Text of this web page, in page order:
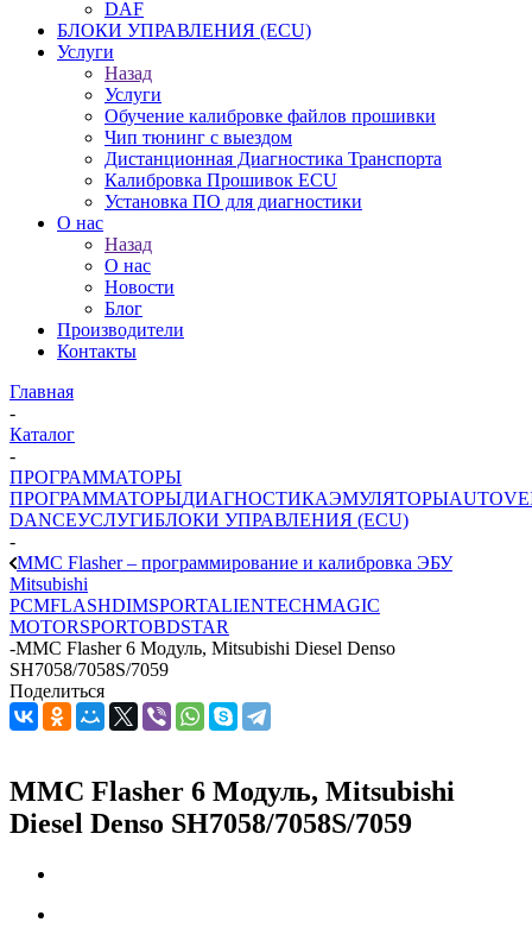
DAF
БЛОКИ УПРАВЛЕНИЯ (ECU)
Услуги
Назад
Услуги
Обучение калибровке файлов прошивки
Чип тюнинг с выездом
Дистанционная Диагностика Транспорта
Калибровка Прошивок ECU
Установка ПО для диагностики
О нас
Назад
О нас
Новости
Блог
Производители
Контакты
Главная
-
Каталог
-
ПРОГРАММАТОРЫ
ПРОГРАММАТОРЫДИАГНОСТИКАЭМУЛЯТОРЫ
DANCEУСЛУГИБЛОКИ УПРАВЛЕНИЯ (ECU)
-
MMC Flasher – программирование и калибровка ЭБУ
Mitsubishi
PCMFLASHDIMSPORTALIENTECHMAGIC
MOTORSPORTOBDSTAR
-MMC Flasher 6 Модуль, Mitsubishi Diesel Denso
SH7058/7058S/7059
Поделиться
MMC Flasher 6 Модуль, Mitsubishi
Diesel Denso SH7058/7058S/7059